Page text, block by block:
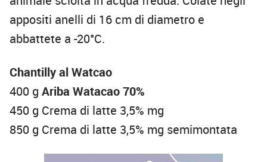
appositi anelli di 16 cm di diametro e
abbattete a -20°C.
Chantilly al Watcao
400 g Ariba Watacao 70%
450 g Crema di latte 3,5% mg
850 g Crema di latte 3,5% mg semimontata